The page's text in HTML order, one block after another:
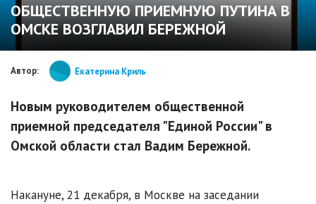
ОБЩЕСТВЕННУЮ ПРИЕМНУЮ ПУТИНА В
ОМСКЕ ВОЗГЛАВИЛ БЕРЕЖНОЙ
Автор: Екатерина Криль
Новым руководителем общественной
приемной председателя "Единой России" в
Омской области стал Вадим Бережной.
Накануне, 21 декабря, в Москве на заседании